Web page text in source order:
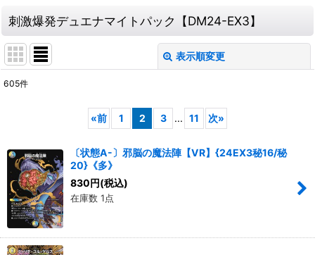
刺激爆発デュエナマイトパック【DM24-EX3】
表示順変更
605件
«前 1 2 3 ... 11 次»
〔状態A-〕邪脳の魔法陣【VR】{24EX3秘16/秘
20}《多》
830 円(税込)
在庫数 1点